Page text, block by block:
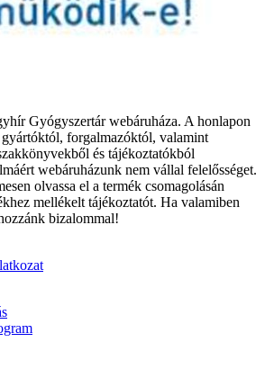
Gyógyszertár webáruháza. A honlapon
forgalmazóktól, valamint
és tájékoztatókból
webáruházunk nem vállal felelősséget.
olvassa el a termék csomagolásán
mellékelt tájékoztatót. Ha valamiben
bizalommal!